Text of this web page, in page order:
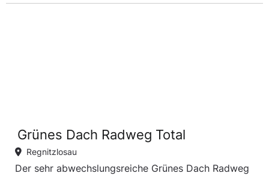
Grünes Dach Radweg Total
Regnitzlosau
Der sehr abwechslungsreiche Grünes Dach Radweg